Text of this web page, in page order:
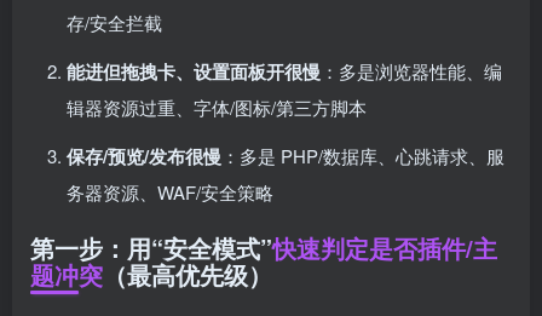
存/安全拦截
能进但拖拽卡、设置面板开很慢 ：多是浏览器性能、编
辑器资源过重、字体/图标/第三方脚本
保存/预览/发布很慢 ：多是 PHP/数据库、心跳请求、服
务器资源、WAF/安全策略
第一步：用“安全模式”快速判定是否插件/主
题冲突 （最高优先级）